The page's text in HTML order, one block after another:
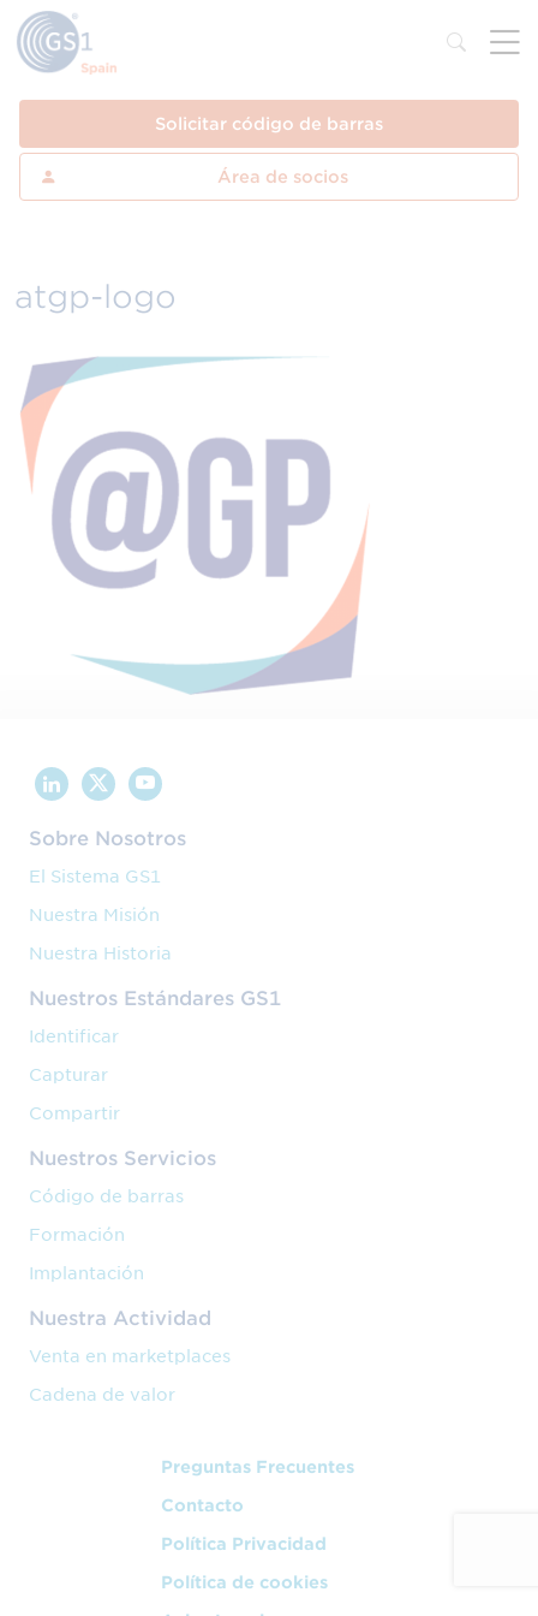
Solicitar código de barras
Área de socios
atgp-logo
Sobre Nosotros
El Sistema GS1
Nuestra Misión
Nuestra Historia
Nuestros Estándares GS1
Identificar
Capturar
Compartir
Nuestros Servicios
Código de barras
Formación
Implantación
Nuestra Actividad
Venta en marketplaces
Cadena de valor
Preguntas Frecuentes
Contacto
Política Privacidad
Política de cookies